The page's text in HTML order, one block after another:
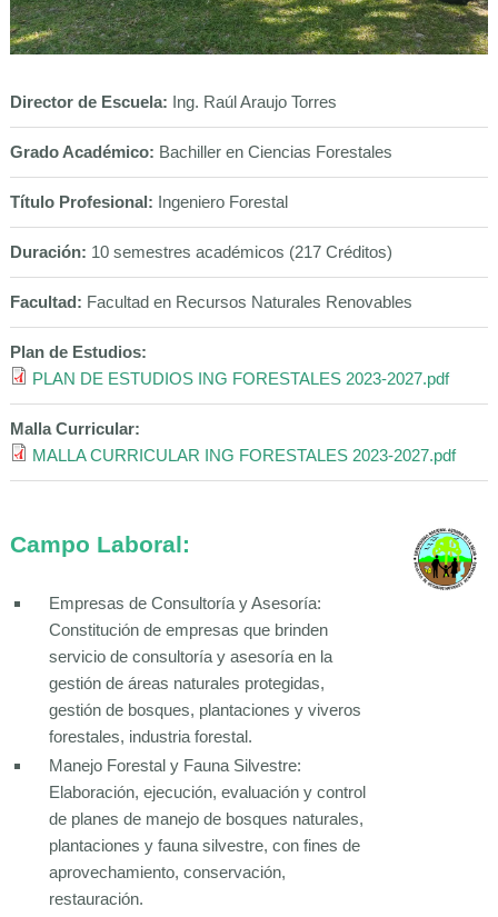
Director de Escuela: Ing. Raúl Araujo Torres
Grado Académico: Bachiller en Ciencias Forestales
Título Profesional: Ingeniero Forestal
Duración: 10 semestres académicos (217 Créditos)
Facultad: Facultad en Recursos Naturales Renovables
Plan de Estudios:
PLAN DE ESTUDIOS ING FORESTALES 2023-2027.pdf
Malla Curricular:
MALLA CURRICULAR ING FORESTALES 2023-2027.pdf
Campo Laboral:
Empresas de Consultoría y Asesoría:
Constitución de empresas que brinden
servicio de consultoría y asesoría en la
gestión de áreas naturales protegidas,
gestión de bosques, plantaciones y viveros
forestales, industria forestal.
Manejo Forestal y Fauna Silvestre:
Elaboración, ejecución, evaluación y control
de planes de manejo de bosques naturales,
plantaciones y fauna silvestre, con fines de
aprovechamiento, conservación,
restauración.